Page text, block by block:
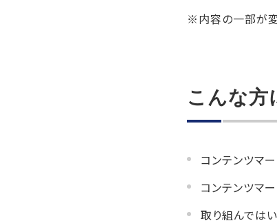
※内容の一部が
こんな方
コンテンツマ
コンテンツマ
取り組んでは